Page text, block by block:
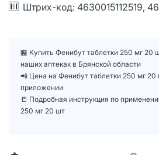
Штрих-код: 4630015112519,
🏪 Купить Фенибут таблетки 250 мг 20
наших аптеках в Брянской области
📲 Цена на Фенибут таблетки 250 мг
приложении
📒 Подробная инструкция по
250 мг 20 шт